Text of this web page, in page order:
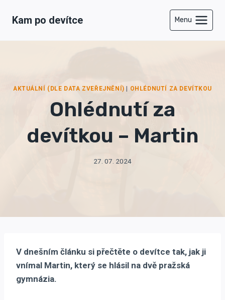
Kam po devítce Menu
AKTUÁLNÍ (DLE DATA ZVEŘEJNĚNÍ) OHLÉDNUTÍ ZA DEVÍTKOU
Ohlédnutí za
devítkou – Martin
27. 07. 2024
V dnešním článku si přečtěte o devítce tak, jak ji
vnímal Martin, který se hlásil na dvě pražská
gymnázia.